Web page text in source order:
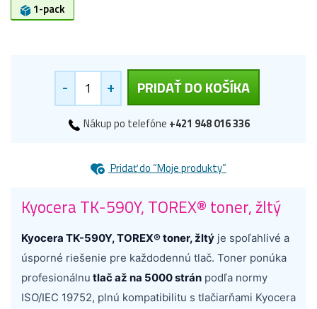
1-pack
- + PRIDAŤ DO KOŠÍKA
Nákup po telefóne +421 948 016 336
Pridať do “Moje produkty”
Kyocera TK-590Y, TOREX® toner, žltý
Kyocera TK-590Y, TOREX® toner, žltý je spoľahlivé a
úsporné riešenie pre každodennú tlač. Toner ponúka
profesionálnu tlač až na 5000 strán podľa normy
ISO/IEC 19752, plnú kompatibilitu s tlačiarňami Kyocera